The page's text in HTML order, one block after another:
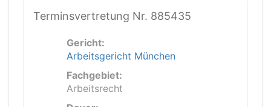
Terminsvertretung Nr. 885435
Gericht:
Arbeitsgericht München
Fachgebiet:
Arbeitsrecht